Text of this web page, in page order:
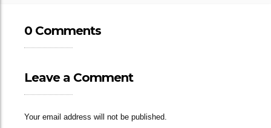
0 Comments
Leave a Comment
Your email address will not be published.